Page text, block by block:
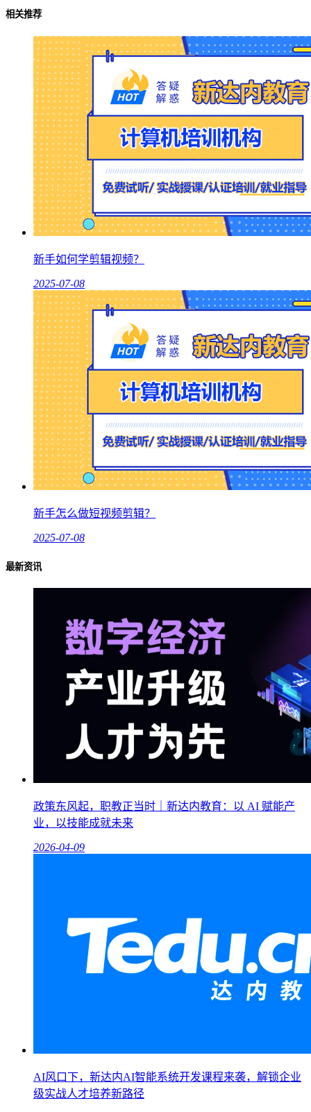
相关推荐
新手如何学剪辑视频？
2025-07-08
新手怎么做短视频剪辑？
2025-07-08
最新资讯
政策东风起，职教正当时｜新达内教育：以 AI 赋能产
业，以技能成就未来
2026-04-09
AI风口下，新达内AI智能系统开发课程来袭，解锁企业
级实战人才培养新路径